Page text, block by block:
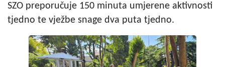
SZO preporučuje 150 minuta umjerene aktivnosti
tjedno te vježbe snage dva puta tjedno.